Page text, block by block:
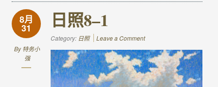
8月
31
By特务小
强
日照8–1
Category: 日照 Leave a Comment